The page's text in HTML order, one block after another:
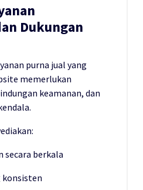
Dukungan
purna jual yang
memerlukan
keamanan, dan
secara berkala
konsisten